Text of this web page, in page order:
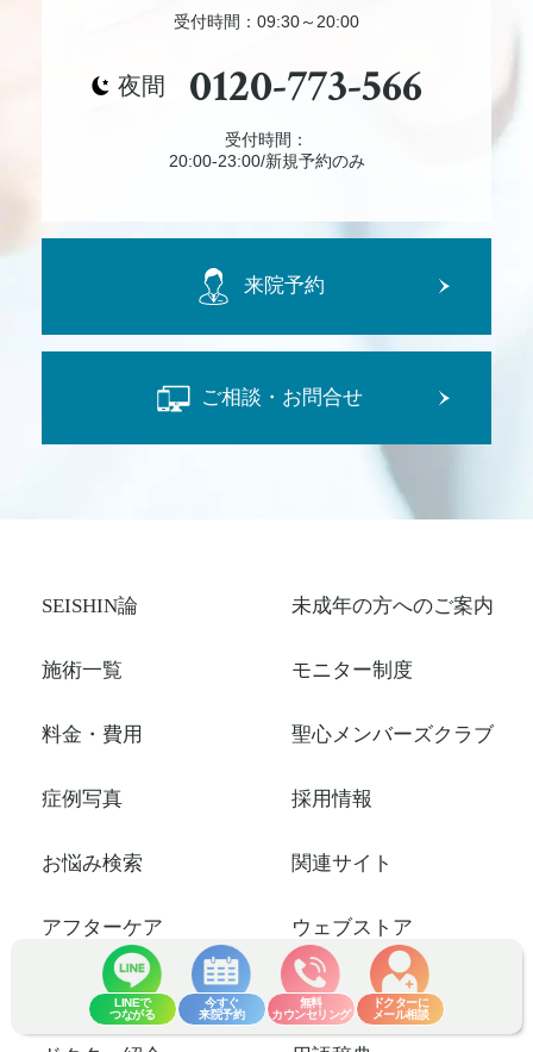
LINEで
つながる
今すぐ
来院予約
無料
カウンセリング
ドクターに
メール相談
受付時間：09:30～20:00
夜間 0120-773-566
受付時間：
20:00-23:00/新規予約のみ
来院予約
ご相談・お問合せ
SEISHIN論
施術一覧
料金・費用
症例写真
お悩み検索
アフターケア
未成年の方へのご案内
モニター制度
聖心メンバーズクラブ
採用情報
関連サイト
ウェブストア
美容コラム